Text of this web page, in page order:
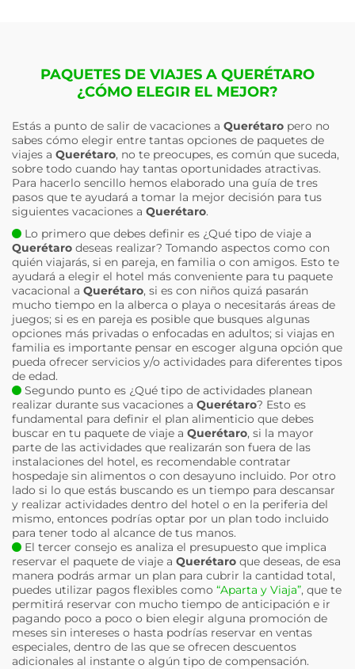
PAQUETES DE VIAJES A QUERÉTARO
¿CÓMO ELEGIR EL MEJOR?
Estás a punto de salir de vacaciones a Querétaro pero no
sabes cómo elegir entre tantas opciones de paquetes de
viajes a Querétaro, no te preocupes, es común que suceda,
sobre todo cuando hay tantas oportunidades atractivas.
Para hacerlo sencillo hemos elaborado una guía de tres
pasos que te ayudará a tomar la mejor decisión para tus
siguientes vacaciones a Querétaro.
Lo primero que debes definir es ¿Qué tipo de viaje a
Querétaro deseas realizar? Tomando aspectos como con
quién viajarás, si en pareja, en familia o con amigos. Esto te
ayudará a elegir el hotel más conveniente para tu paquete
vacacional a Querétaro, si es con niños quizá pasarán
mucho tiempo en la alberca o playa o necesitarás áreas de
juegos; si es en pareja es posible que busques algunas
opciones más privadas o enfocadas en adultos; si viajas en
familia es importante pensar en escoger alguna opción que
pueda ofrecer servicios y/o actividades para diferentes tipos
de edad.
Segundo punto es ¿Qué tipo de actividades planean
realizar durante sus vacaciones a Querétaro? Esto es
fundamental para definir el plan alimenticio que debes
buscar en tu paquete de viaje a Querétaro, si la mayor
parte de las actividades que realizarán son fuera de las
instalaciones del hotel, es recomendable contratar
hospedaje sin alimentos o con desayuno incluido. Por otro
lado si lo que estás buscando es un tiempo para descansar
y realizar actividades dentro del hotel o en la periferia del
mismo, entonces podrías optar por un plan todo incluido
para tener todo al alcance de tus manos.
El tercer consejo es analiza el presupuesto que implica
reservar el paquete de viaje a Querétaro que deseas, de esa
manera podrás armar un plan para cubrir la cantidad total,
puedes utilizar pagos flexibles como “Aparta y Viaja”, que te
permitirá reservar con mucho tiempo de anticipación e ir
pagando poco a poco o bien elegir alguna promoción de
meses sin intereses o hasta podrías reservar en ventas
especiales, dentro de las que se ofrecen descuentos
adicionales al instante o algún tipo de compensación.